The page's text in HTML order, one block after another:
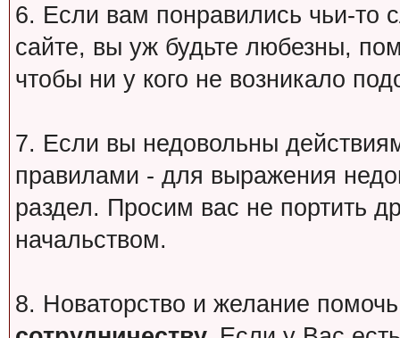
6. Если вам понравились чьи-то
сайте, вы уж будьте любезны,
чтобы ни у кого не возникало
7. Если вы недовольны
правилами - для выражения
раздел. Просим вас не портить
начальством.
8. Новаторство и желание